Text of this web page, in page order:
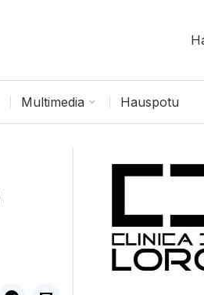
Multimedia Hauspotu